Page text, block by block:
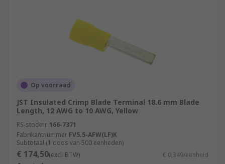
Op voorraad
JST Insulated Crimp Blade Terminal 18.6 mm Blade
Length, 12 AWG to 10 AWG, Yellow
RS-stocknr. 166-7371
Fabrikantnummer FV5.5-AFW(LF)K
Subtotaal (1 doos van 500 eenheden)
€ 174,50(excl. BTW) € 0,349/eenheid